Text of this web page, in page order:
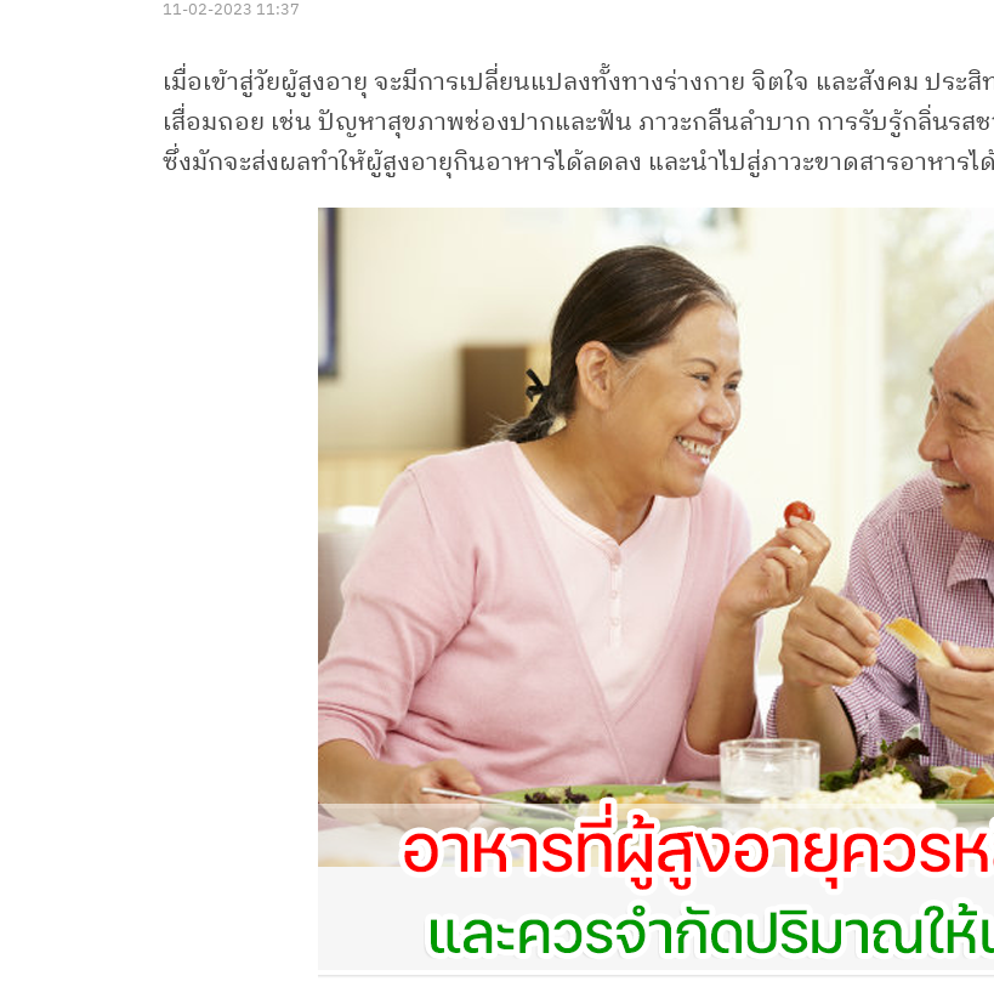
11-02-2023 11:37
เมื่อเข้าสู่วัยผู้สูงอายุ จะมีการเปลี่ยนแปลงทั้งทางร่างกาย จิตใจ และสังคม ประ
เสื่อมถอย เช่น ปัญหาสุขภาพช่องปากและฟัน ภาวะกลืนลำบาก การรับรู้กลิ่นรส
ซึ่งมักจะส่งผลทำให้ผู้สูงอายุกินอาหารได้ลดลง และนำไปสู่ภาวะขาดสารอาหารไ